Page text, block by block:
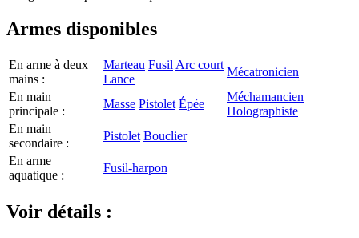
Armes disponibles
En arme à deux
mains :
Marteau FusilArc court
Lance
Mécatronicien
En main
principale :
Masse Pistolet Épée
Méchamancien
Holographiste
En main
secondaire :
Pistolet Bouclier
En arme
aquatique :
Fusil-harpon
Voir détails :